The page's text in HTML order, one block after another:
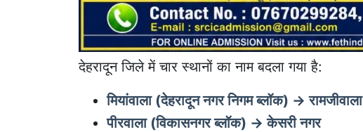
देहरादून जिले में चार स्थानों का नाम बदला गया है:
मियांवाला (देहरादून नगर निगम ब्लॉक) → रामजीवाला
पीरवाला (विकासनगर ब्लॉक) → केसरी नगर